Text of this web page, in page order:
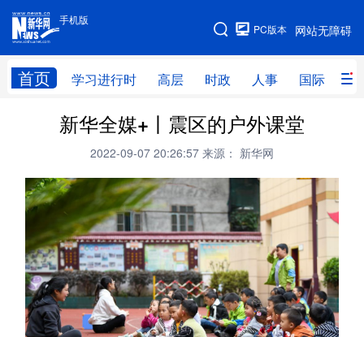
手机版
网站无障碍
PC版本
首页 学习进行时 高层 时政 人事 国际 财
手机版
网站地图
学习进行时 高层 时政 人事
财经 网评
台湾 思客智库 全球连线 教育
科技 科创 量子 体育
文化 书画 健康 军事
访谈 视频 图片 政务
法律 中央文件 金融 汽车
新华全媒+丨震区的户外课堂
2022-09-07 20:26:57 来源： 新华网